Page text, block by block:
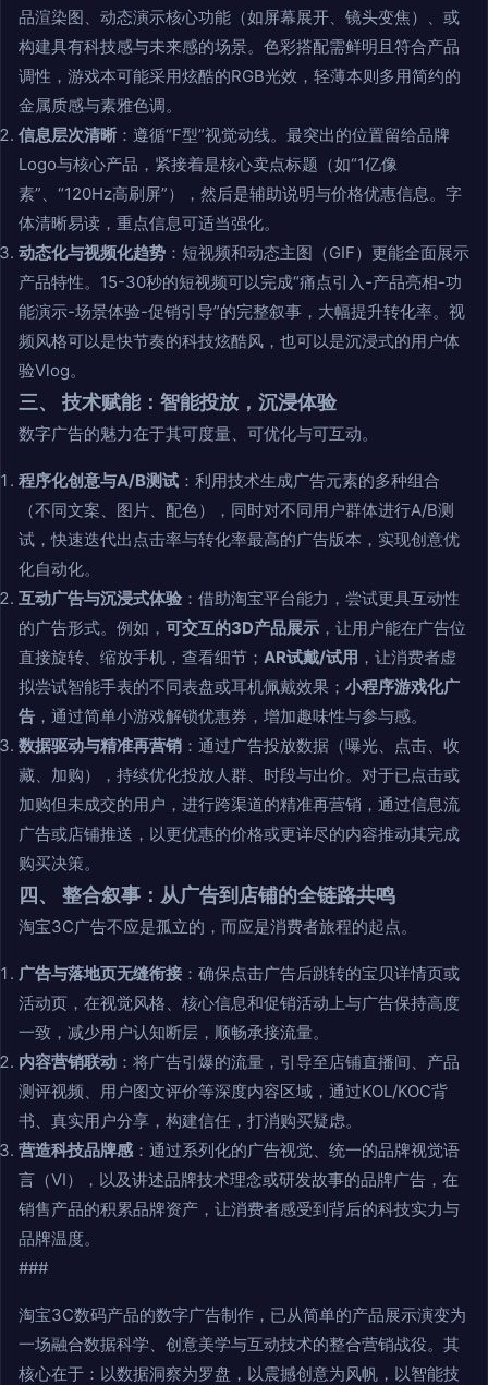
品渲染图、动态演示核心功能（如屏幕展开、镜头变焦）、或
构建具有科技感与未来感的场景。色彩搭配需鲜明且符合产品
调性，游戏本可能采用炫酷的RGB光效，轻薄本则多用简约的
金属质感与素雅色调。
信息层次清晰 ：遵循“F型”视觉动线。最突出的位置留给品牌
Logo与核心产品，紧接着是核心卖点标题（如“1亿像
素”、“120Hz高刷屏”），然后是辅助说明与价格优惠信息。字
体清晰易读，重点信息可适当强化。
动态化与视频化趋势 ：短视频和动态主图（GIF）更能全面展示
产品特性。15-30秒的短视频可以完成“痛点引入-产品亮相-功
能演示-场景体验-促销引导”的完整叙事，大幅提升转化率。视
频风格可以是快节奏的科技炫酷风，也可以是沉浸式的用户体
验Vlog。
三、 技术赋能：智能投放，沉浸体验
数字广告的魅力在于其可度量、可优化与可互动。
程序化创意与A/B测试 ：利用技术生成广告元素的多种组合
（不同文案、图片、配色），同时对不同用户群体进行A/B测
试，快速迭代出点击率与转化率最高的广告版本，实现创意优
化自动化。
互动广告与沉浸式体验 ：借助淘宝平台能力，尝试更具互动性
的广告形式。例如， 可交互的3D产品展示 ，让用户能在广告位
直接旋转、缩放手机，查看细节； AR试戴/试用 ，让消费者虚
拟尝试智能手表的不同表盘或耳机佩戴效果； 小程序游戏化广
告 ，通过简单小游戏解锁优惠券，增加趣味性与参与感。
数据驱动与精准再营销 ：通过广告投放数据（曝光、点击、收
藏、加购），持续优化投放人群、时段与出价。对于已点击或
加购但未成交的用户，进行跨渠道的精准再营销，通过信息流
广告或店铺推送，以更优惠的价格或更详尽的内容推动其完成
购买决策。
四、 整合叙事：从广告到店铺的全链路共鸣
淘宝3C广告不应是孤立的，而应是消费者旅程的起点。
广告与落地页无缝衔接 ：确保点击广告后跳转的宝贝详情页或
活动页，在视觉风格、核心信息和促销活动上与广告保持高度
一致，减少用户认知断层，顺畅承接流量。
内容营销联动 ：将广告引爆的流量，引导至店铺直播间、产品
测评视频、用户图文评价等深度内容区域，通过KOL/KOC背
书、真实用户分享，构建信任，打消购买疑虑。
营造科技品牌感 ：通过系列化的广告视觉、统一的品牌视觉语
言（VI），以及讲述品牌技术理念或研发故事的品牌广告，在
销售产品的积累品牌资产，让消费者感受到背后的科技实力与
品牌温度。
###
淘宝3C数码产品的数字广告制作，已从简单的产品展示演变为
一场融合数据科学、创意美学与互动技术的整合营销战役。其
核心在于：以数据洞察为罗盘，以震撼创意为风帆，以智能技